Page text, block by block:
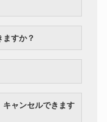
ますか？